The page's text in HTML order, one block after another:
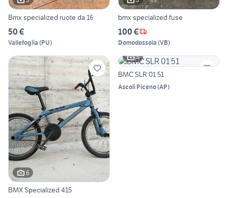
Bmx specialized ruote da 16
50 €
Vallefoglia (PU)
bmx specialized fuse
100 €
Domodossola (VB)
6
BMX Specialized 415
3
BMC SLR 01 51
Ascoli Piceno(AP)